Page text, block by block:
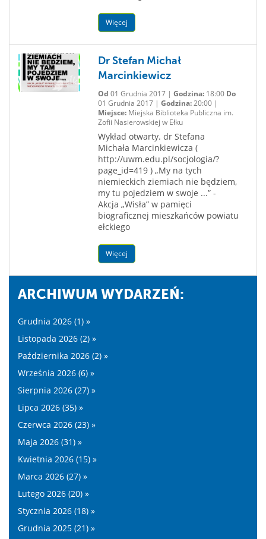
Więcej
Dr Stefan Michał
Marcinkiewicz
Od 01 Grudnia 2017 | Godzina:18:00 Do
01 Grudnia 2017 | Godzina:20:00 |
Miejsce:Miejska Biblioteka Publiczna im.
Zofii Nasierowskiej w Ełku
Wykład otwarty. dr Stefana
Michała Marcinkiewicza (
http://uwm.edu.pl/socjologia/?
page_id=419 ) „My na tych
niemieckich ziemiach nie będziem,
my tu pojedziem w swoje ...” -
Akcja „Wisła” w pamięci
biograficznej mieszkańców powiatu
ełckiego
Więcej
ARCHIWUM WYDARZEŃ:
Grudnia 2026 (1) »
Listopada 2026 (2) »
Października 2026 (2) »
Września 2026 (6) »
Sierpnia 2026 (27) »
Lipca 2026 (35) »
Czerwca 2026 (23) »
Maja 2026 (31) »
Kwietnia 2026 (15) »
Marca 2026 (27) »
Lutego 2026 (20) »
Stycznia 2026 (18) »
Grudnia 2025 (21) »